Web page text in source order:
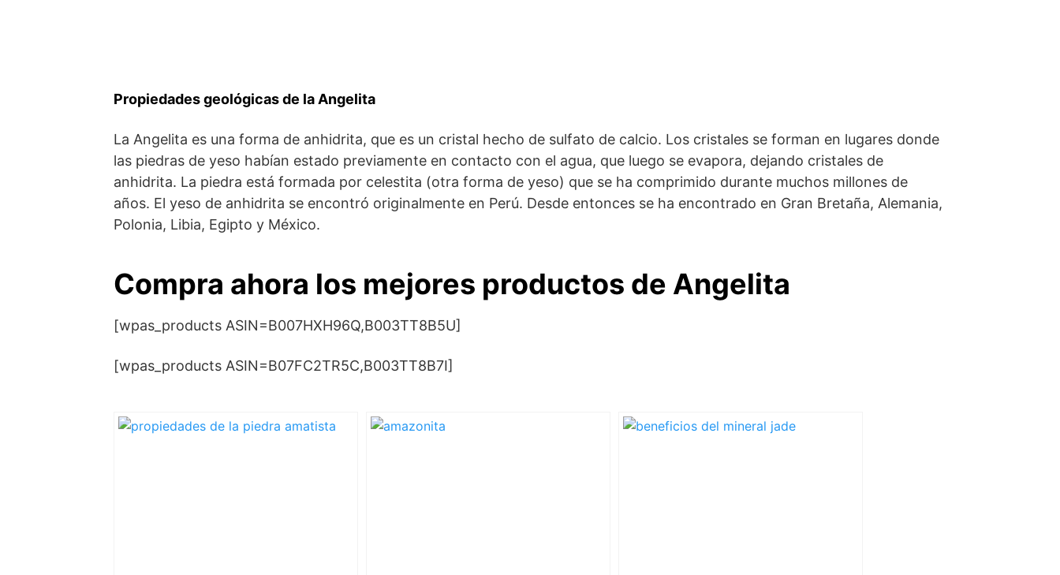
Propiedades geológicas de la Angelita
La Angelita es una forma de anhidrita, que es un cristal hecho de sulfato de calcio. Los cristales se forman en lugares donde
las piedras de yeso habían estado previamente en contacto con el agua, que luego se evapora, dejando cristales de
anhidrita. La piedra está formada por celestita (otra forma de yeso) que se ha comprimido durante muchos millones de
años. El yeso de anhidrita se encontró originalmente en Perú. Desde entonces se ha encontrado en Gran Bretaña, Alemania,
Polonia, Libia, Egipto y México.
Compra ahora los mejores productos de Angelita
[wpas_products ASIN=B007HXH96Q,B003TT8B5U]
[wpas_products ASIN=B07FC2TR5C,B003TT8B7I]